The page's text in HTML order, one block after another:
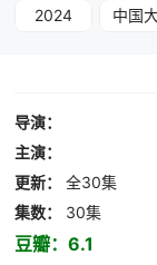
2024 中国
导演：
主演：
更新：
全30集
集数：
30集
豆瓣： 6.1